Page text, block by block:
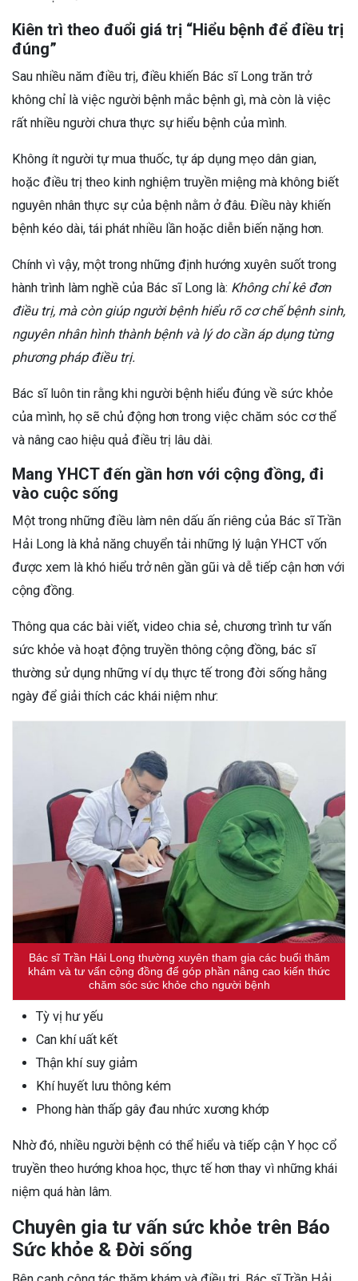
Kiên trì theo đuổi giá trị “Hiểu bệnh để điều trị
đúng”
Sau nhiều năm điều trị, điều khiến Bác sĩ Long trăn trở
không chỉ là việc người bệnh mắc bệnh gì, mà còn là việc
rất nhiều người chưa thực sự hiểu bệnh của mình.
Không ít người tự mua thuốc, tự áp dụng mẹo dân gian,
hoặc điều trị theo kinh nghiệm truyền miệng mà không biết
nguyên nhân thực sự của bệnh nằm ở đâu. Điều này khiến
bệnh kéo dài, tái phát nhiều lần hoặc diễn biến nặng hơn.
Chính vì vậy, một trong những định hướng xuyên suốt trong
hành trình làm nghề của Bác sĩ Long là: Không chỉ kê đơn
điều trị, mà còn giúp người bệnh hiểu rõ cơ chế bệnh sinh,
nguyên nhân hình thành bệnh và lý do cần áp dụng từng
phương pháp điều trị.
Bác sĩ luôn tin rằng khi người bệnh hiểu đúng về sức khỏe
của mình, họ sẽ chủ động hơn trong việc chăm sóc cơ thể
và nâng cao hiệu quả điều trị lâu dài.
Mang YHCT đến gần hơn với cộng đồng, đi
vào cuộc sống
Một trong những điều làm nên dấu ấn riêng của Bác sĩ Trần
Hải Long là khả năng chuyển tải những lý luận YHCT vốn
được xem là khó hiểu trở nên gần gũi và dễ tiếp cận hơn với
cộng đồng.
Thông qua các bài viết, video chia sẻ, chương trình tư vấn
sức khỏe và hoạt động truyền thông cộng đồng, bác sĩ
thường sử dụng những ví dụ thực tế trong đời sống hằng
ngày để giải thích các khái niệm như:
Bác sĩ Trần Hải Long thường xuyên tham gia các buổi thăm
khám và tư vấn cộng đồng để góp phần nâng cao kiến thức
chăm sóc sức khỏe cho người bệnh
Tỳ vị hư yếu
Can khí uất kết
Thận khí suy giảm
Khí huyết lưu thông kém
Phong hàn thấp gây đau nhức xương khớp
Nhờ đó, nhiều người bệnh có thể hiểu và tiếp cận Y học cổ
truyền theo hướng khoa học, thực tế hơn thay vì những khái
niệm quá hàn lâm.
Chuyên gia tư vấn sức khỏe trên Báo
Sức khỏe & Đời sống